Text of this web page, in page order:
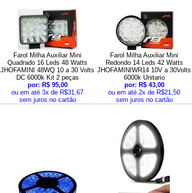
Farol Milha Auxiliar Mini
Quadrado 16 Leds 48 Watts
JHOFAMINI 48WQ 10 a 30 Volts
DC 6000k Kit 2 peças
por: R$ 95,00
ou em até 3x de R$31,67
sem juros no cartão
Farol Milha Auxiliar Mini
Redondo 14 Leds 42 Watts
JHOFAMINIWR14 10V a 30Volts
6000k Unitario
por: R$ 43,00
ou em até 2x de R$21,50
sem juros no cartão